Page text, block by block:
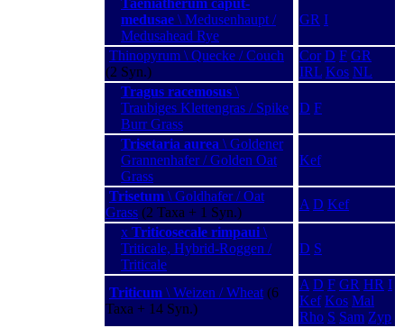
Taeniatherum caput-
medusae \ Medusenhaupt /
Medusahead Rye
GR I
Thinopyrum \ Quecke / Couch
(2 Syn.)
Cor D F GR
IRL Kos NL
Tragus racemosus \
Traubiges Klettengras / Spike
Burr Grass
D F
Trisetaria aurea \ Goldener
Grannenhafer / Golden Oat
Grass
Kef
Trisetum \ Goldhafer / Oat
Grass (2 Taxa + 1 Syn.)
A D Kef
x Triticosecale rimpaui \
Triticale, Hybrid-Roggen /
Triticale
D S
Triticum \ Weizen / Wheat (6
Taxa + 14 Syn.)
A D F GR HR I
Kef Kos Mal
Rho S Sam Zyp